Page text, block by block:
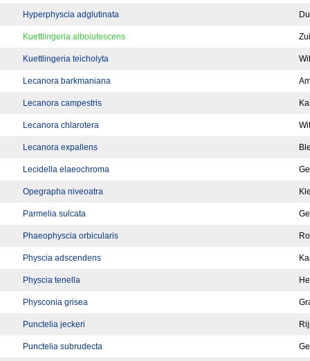
Hyperphyscia adglutinata
Kuettlingeria albolutescens
Kuettlingeria teicholyta
Lecanora barkmaniana
Lecanora campestris
Lecanora chlarotera
Lecanora expallens
Lecidella elaeochroma
Opegrapha niveoatra
Parmelia sulcata
Phaeophyscia orbicularis
Physcia adscendens
Physcia tenella
Physconia grisea
Punctelia jeckeri
Punctelia subrudecta